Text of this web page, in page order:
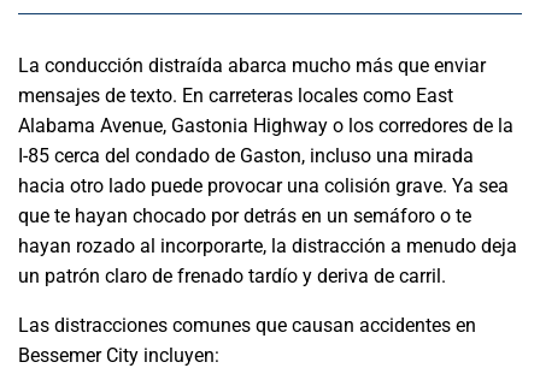
La conducción distraída abarca mucho más que enviar
mensajes de texto. En carreteras locales como East
Alabama Avenue, Gastonia Highway o los corredores de la
I-85 cerca del condado de Gaston, incluso una mirada
hacia otro lado puede provocar una colisión grave. Ya sea
que te hayan chocado por detrás en un semáforo o te
hayan rozado al incorporarte, la distracción a menudo deja
un patrón claro de frenado tardío y deriva de carril.
Las distracciones comunes que causan accidentes en
Bessemer City incluyen: